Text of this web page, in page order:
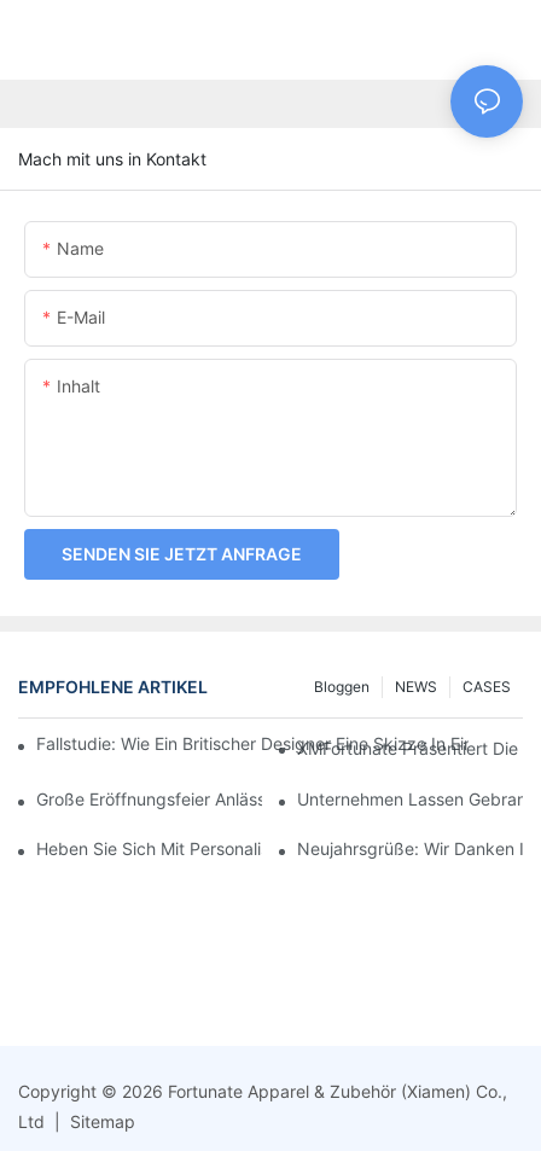
Mach mit uns in Kontakt
Name
E-Mail
Inhalt
SENDEN SIE JETZT ANFRAGE
EMPFOHLENE ARTIKEL CASES
NEWS
Bloggen
Fallstudie: Wie Ein Britischer Designer Eine Skizze In Einen
XMFortunate Präsentiert Die
Große Eröffnungsfeier Anlässlich Des Chinesischen
Unternehmen Lassen
Heben Sie Sich Mit Personalisierter Kopfbedeckung Ab.
Neujahrsgrüße: Wir Danken
Copyright © 2026 Fortunate Apparel & Zubehör (Xiamen) Co.,
Ltd |
Sitemap